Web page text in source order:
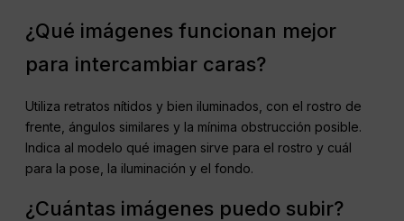
¿Qué imágenes funcionan mejor
para intercambiar caras?
Utiliza retratos nítidos y bien iluminados, con el rostro de
frente, ángulos similares y la mínima obstrucción posible.
Indica al modelo qué imagen sirve para el rostro y cuál
para la pose, la iluminación y el fondo.
¿Cuántas imágenes puedo subir?